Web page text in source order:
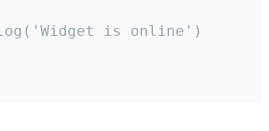
is online')